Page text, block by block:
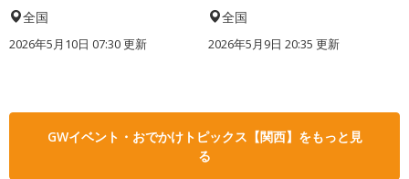
全国
2026年5月10日 07:30 更新
全国
2026年5月9日 20:35 更新
GWイベント・おでかけトピックス【関西】をもっと見
る